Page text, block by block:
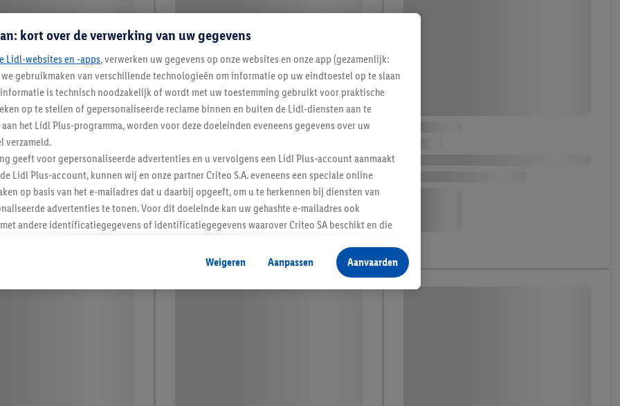
kort over de verwerking van uw gegevens
Lidl-websites en -apps, verwerken uw gegevens op onze websites en onze app (gezamenlijk:
gebruikmaken van verschillende technologieën om informatie op uw eindtoestel op te slaan
is technisch noodzakelijk of wordt met uw toestemming gebruikt voor praktische
op te stellen of gepersonaliseerde reclame binnen en buiten de Lidl-diensten aan te
het Lidl Plus-programma, worden voor deze doeleinden eveneens gegevens over uw
verzameld.
geeft voor gepersonaliseerde advertenties en u vervolgens een Lidl Plus-account aanmaakt
Lidl Plus-account, kunnen wij en onze partner Criteo S.A. eveneens een speciale online
op basis van het e-mailadres dat u daarbij opgeeft, om u te herkennen bij diensten van
advertenties te tonen. Voor dit doeleinde kan uw gehashte e-mailadres ook
andere identificatiegegevens of identificatiegegevens waarover Criteo SA beschikt en die
kunnen advertenties in het kader van retargeting, d.w.z. advertenties voor producten waarin
(bijvoorbeeld door het product in de webshop aan uw winkelmandje toe te voegen, maar het
apparaten en verschillende Lidl-diensten worden weergegeven als er met behulp
Weigeren Aanpassen Aanvaarden